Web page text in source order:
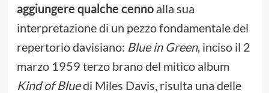
aggiungere qualche cenno alla sua
interpretazione di un pezzo fondamentale del
repertorio davisiano: Blue in Green, inciso il 2
marzo 1959 terzo brano del mitico album
Kind of Bluedi Miles Davis, risulta una delle